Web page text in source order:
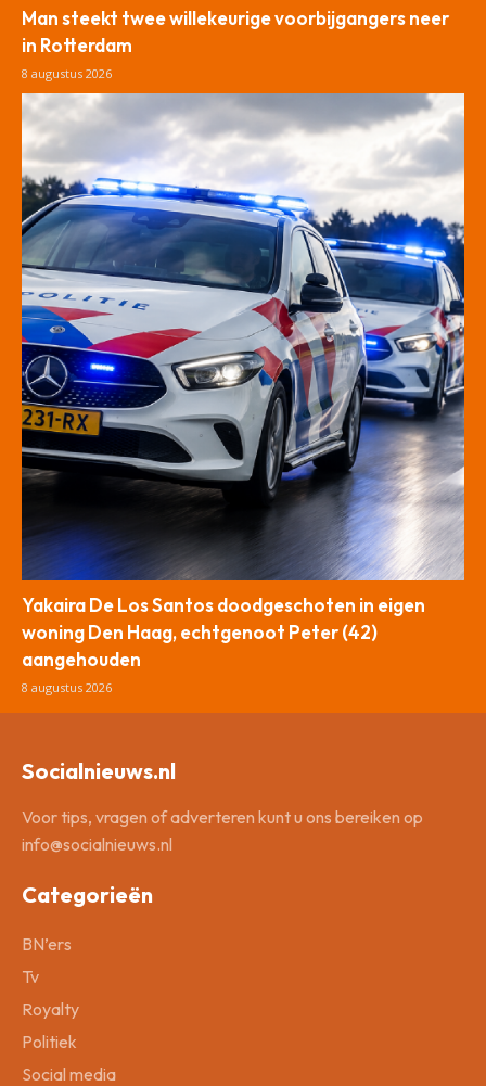
Man steekt twee willekeurige voorbijgangers neer
in Rotterdam
8 augustus 2026
Yakaira De Los Santos doodgeschoten in eigen
woning Den Haag, echtgenoot Peter (42)
aangehouden
8 augustus 2026
Socialnieuws.nl
Voor tips, vragen of adverteren kunt u ons bereiken op
info@socialnieuws.nl
Categorieën
BN’ers
Tv
Royalty
Politiek
Social media